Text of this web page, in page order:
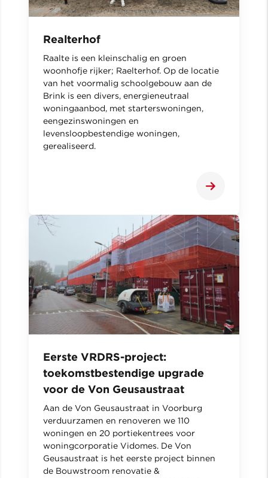
Realterhof
Raalte is een kleinschalig en groen
woonhofje rijker; Raelterhof. Op de locatie
van het voormalig schoolgebouw aan de
Brink is een divers, energieneutraal
woningaanbod, met starterswoningen,
eengezinswoningen en
levensloopbestendige woningen,
gerealiseerd.
Eerste VRDRS-project:
toekomstbestendige upgrade
voor de Von Geusaustraat
Aan de Von Geusaustraat in Voorburg
verduurzamen en renoveren we 110
woningen en 20 portiekentrees voor
woningcorporatie Vidomes. De Von
Geusaustraat is het eerste project binnen
de Bouwstroom renovatie &